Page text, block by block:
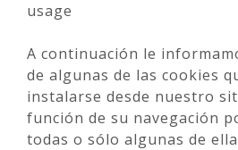
usage
A continuación le
de algunas de las cookies
instalarse desde nuestro
función de su navegación
todas o sólo algunas de